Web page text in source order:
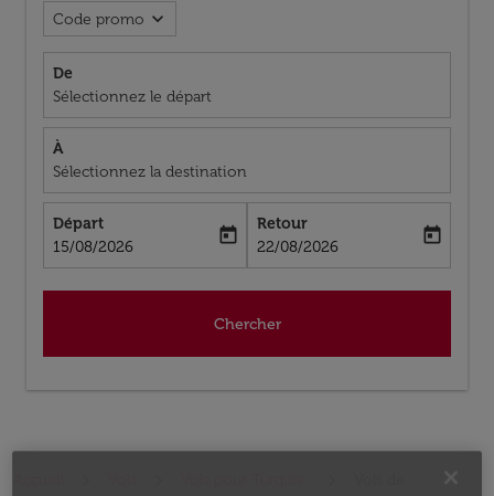
Code promo expand_more
De
Sélectionnez le départ
À
Sélectionnez la destination
Départ
fc-booking-departure-date-aria-label
15/08/2026
today
Retour
fc-booking-return-date-aria-label
22/08/2026
today
Chercher